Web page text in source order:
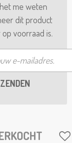
me weten
dit product
voorraad is.